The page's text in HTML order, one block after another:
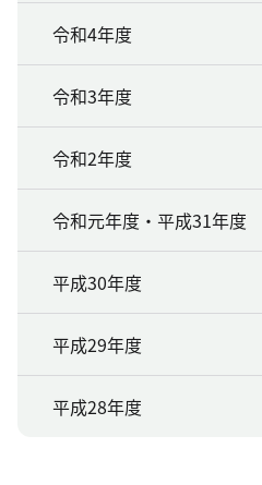
令和4年度
令和3年度
令和2年度
令和元年度・平成31年度
平成30年度
平成29年度
平成28年度